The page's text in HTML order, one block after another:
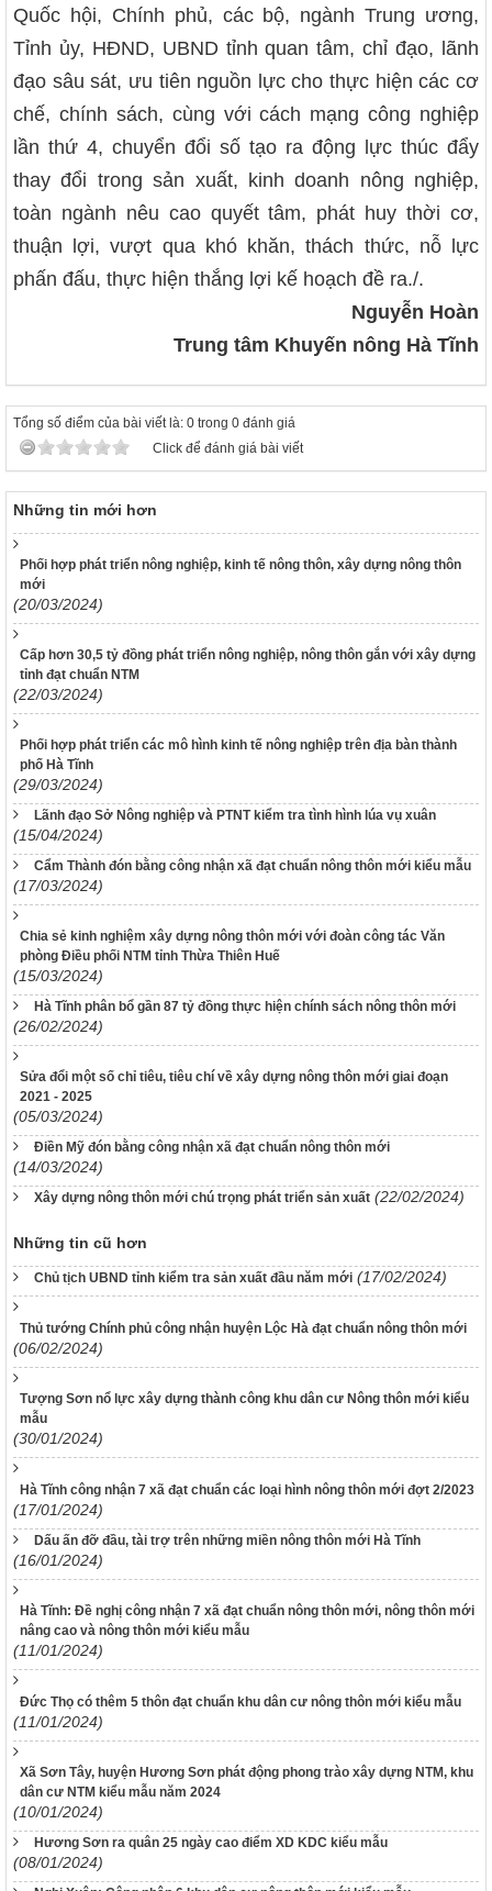
Quốc hội, Chính phủ, các bộ, ngành Trung ương,
Tỉnh ủy, HĐND, UBND tỉnh quan tâm, chỉ đạo, lãnh
đạo sâu sát, ưu tiên nguồn lực cho thực hiện các cơ
chế, chính sách, cùng với cách mạng công nghiệp
lần thứ 4, chuyển đổi số tạo ra động lực thúc đẩy
thay đổi trong sản xuất, kinh doanh nông nghiệp,
toàn ngành nêu cao quyết tâm, phát huy thời cơ,
thuận lợi, vượt qua khó khăn, thách thức, nỗ lực
phấn đấu, thực hiện thắng lợi kế hoạch đề ra./.
Nguyễn Hoàn
Trung tâm Khuyến nông Hà Tĩnh
Tổng số điểm của bài viết là: 0 trong 0 đánh giá
Click để đánh giá bài viết
Những tin mới hơn
Phối hợp phát triển nông nghiệp, kinh tế nông thôn, xây dựng nông thôn
mới
(20/03/2024)
Cấp hơn 30,5 tỷ đồng phát triển nông nghiệp, nông thôn gắn với xây dựng
tỉnh đạt chuẩn NTM
(22/03/2024)
Phối hợp phát triển các mô hình kinh tế nông nghiệp trên địa bàn thành
phố Hà Tĩnh
(29/03/2024)
Lãnh đạo Sở Nông nghiệp và PTNT kiểm tra tình hình lúa vụ xuân
(15/04/2024)
Cẩm Thành đón bằng công nhận xã đạt chuẩn nông thôn mới kiểu mẫu
(17/03/2024)
Chia sẻ kinh nghiệm xây dựng nông thôn mới với đoàn công tác Văn
phòng Điều phối NTM tỉnh Thừa Thiên Huế
(15/03/2024)
Hà Tĩnh phân bổ gần 87 tỷ đồng thực hiện chính sách nông thôn mới
(26/02/2024)
Sửa đổi một số chỉ tiêu, tiêu chí về xây dựng nông thôn mới giai đoạn
2021 - 2025
(05/03/2024)
Điền Mỹ đón bằng công nhận xã đạt chuẩn nông thôn mới
(14/03/2024)
Xây dựng nông thôn mới chú trọng phát triển sản xuất (22/02/2024)
Những tin cũ hơn
Chủ tịch UBND tỉnh kiểm tra sản xuất đầu năm mới (17/02/2024)
Thủ tướng Chính phủ công nhận huyện Lộc Hà đạt chuẩn nông thôn mới
(06/02/2024)
Tượng Sơn nổ lực xây dựng thành công khu dân cư Nông thôn mới kiểu
mẫu
(30/01/2024)
Hà Tĩnh công nhận 7 xã đạt chuẩn các loại hình nông thôn mới đợt 2/2023
(17/01/2024)
Dấu ấn đỡ đầu, tài trợ trên những miền nông thôn mới Hà Tĩnh
(16/01/2024)
Hà Tĩnh: Đề nghị công nhận 7 xã đạt chuẩn nông thôn mới, nông thôn mới
nâng cao và nông thôn mới kiểu mẫu
(11/01/2024)
Đức Thọ có thêm 5 thôn đạt chuẩn khu dân cư nông thôn mới kiểu mẫu
(11/01/2024)
Xã Sơn Tây, huyện Hương Sơn phát động phong trào xây dựng NTM, khu
dân cư NTM kiểu mẫu năm 2024
(10/01/2024)
Hương Sơn ra quân 25 ngày cao điểm XD KDC kiểu mẫu
(08/01/2024)